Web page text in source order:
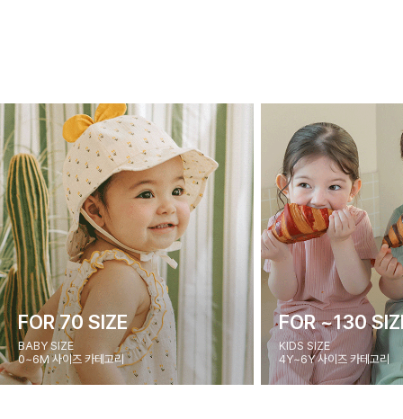
FOR 70 SIZE
BABY SIZE
0~6M 사이즈 카테고리
FOR ~130
KIDS SIZE
4Y~6Y 사이즈 카테고리